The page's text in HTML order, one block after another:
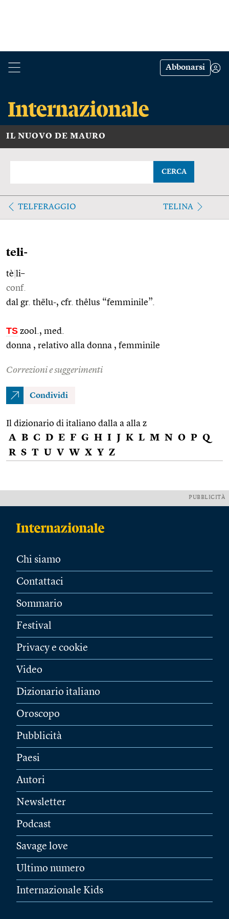
Abbonarsi
IL NUOVO DE MAURO
CERCA
TELFERAGGIO TELINA
teli-
tè li–
conf.
dal gr. thēlu-, cfr. thêlus “femminile”.
TS zool., med.
donna , relativo alla donna , femminile
Correzioni e suggerimenti
Condividi
Il dizionario di italiano dalla a alla z
A B C D E F G H I J K L M N O P Q
R S T U V W X Y Z
PUBBLICITÀ
Chi siamo
Contattaci
Sommario
Festival
Privacy e cookie
Video
Dizionario italiano
Oroscopo
Pubblicità
Paesi
Autori
Newsletter
Podcast
Savage love
Ultimo numero
Internazionale Kids